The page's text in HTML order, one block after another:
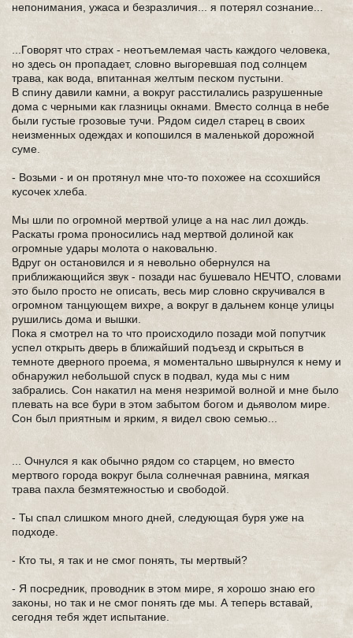
непонимания, ужаса и безразличия... я потерял сознание...
...Говорят что страх - неотъемлемая часть каждого человека,
но здесь он пропадает, словно выгоревшая под солнцем
трава, как вода, впитанная желтым песком пустыни.
В спину давили камни, а вокруг расстилались разрушенные
дома с черными как глазницы окнами. Вместо солнца в небе
были густые грозовые тучи. Рядом сидел старец в своих
неизменных одеждах и копошился в маленькой дорожной
суме.
- Возьми - и он протянул мне что-то похожее на ссохшийся
кусочек хлеба.
Мы шли по огромной мертвой улице а на нас лил дождь.
Раскаты грома проносились над мертвой долиной как
огромные удары молота о наковальню.
Вдруг он остановился и я невольно обернулся на
приближающийся звук - позади нас бушевало НЕЧТО, словами
это было просто не описать, весь мир словно скручивался в
огромном танцующем вихре, а вокруг в дальнем конце улицы
рушились дома и вышки.
Пока я смотрел на то что происходило позади мой попутчик
успел открыть дверь в ближайший подъезд и скрыться в
темноте дверного проема, я моментально швырнулся к нему и
обнаружил небольшой спуск в подвал, куда мы с ним
забрались. Сон накатил на меня незримой волной и мне было
плевать на все бури в этом забытом богом и дьяволом мире.
Сон был приятным и ярким, я видел свою семью...
... Очнулся я как обычно рядом со старцем, но вместо
мертвого города вокруг была солнечная равнина, мягкая
трава пахла безмятежностью и свободой.
- Ты спал слишком много дней, следующая буря уже на
подходе.
- Кто ты, я так и не смог понять, ты мертвый?
- Я посредник, проводник в этом мире, я хорошо знаю его
законы, но так и не смог понять где мы. А теперь вставай,
сегодня тебя ждет испытание.